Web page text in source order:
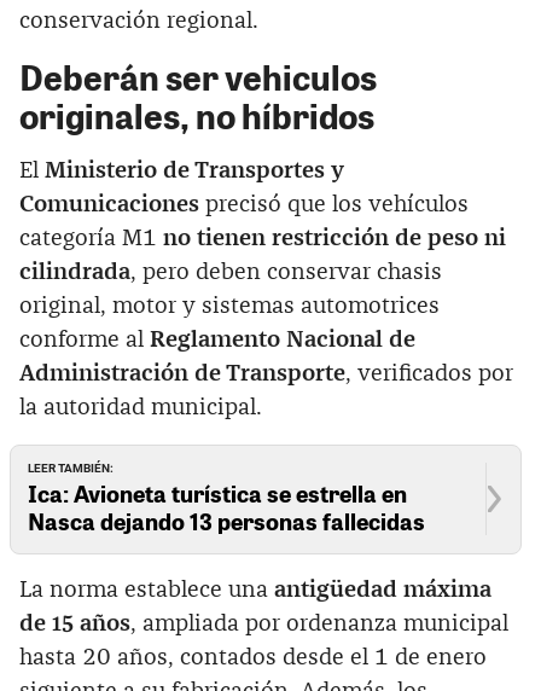
conservación regional.
Deberán ser vehiculos
originales, no híbridos
El Ministerio de Transportes y
Comunicaciones precisó que los vehículos
categoría M1 no tienen restricción de peso ni
cilindrada, pero deben conservar chasis
original, motor y sistemas automotrices
conforme al Reglamento Nacional de
Administración de Transporte, verificados por
la autoridad municipal.
LEER TAMBIÉN:
Ica: Avioneta turística se estrella en
Nasca dejando 13 personas fallecidas
La norma establece una antigüedad máxima
de 15 años, ampliada por ordenanza municipal
hasta 20 años, contados desde el 1 de enero